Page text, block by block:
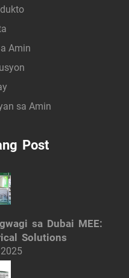
Amin
sa Amin
Post
sa Dubai MEE:
Solutions